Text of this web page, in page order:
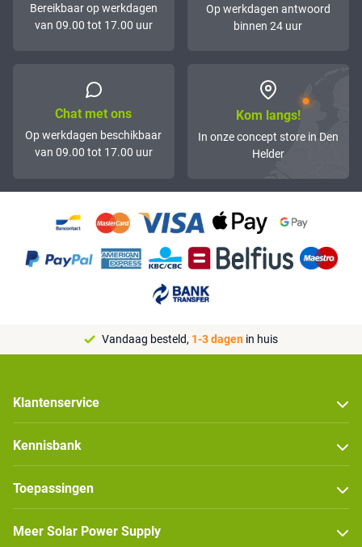
Bereikbaar op werkdagen
van 09.00 tot 17.00 uur
Op werkdagen antwoord
binnen 24 uur
Chat met ons
Op werkdagen beschikbaar
van 09.00 tot 17.00 uur
Kom langs!
In onze concept store in Den
Helder
Vandaag besteld, 1-3 dagen in huis
Klantenservice
Kennisbank
Toepassingen
Meer Solar Power Supply